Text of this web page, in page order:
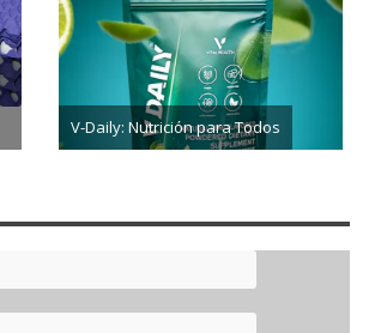
V-Daily: Nutrición para Todos